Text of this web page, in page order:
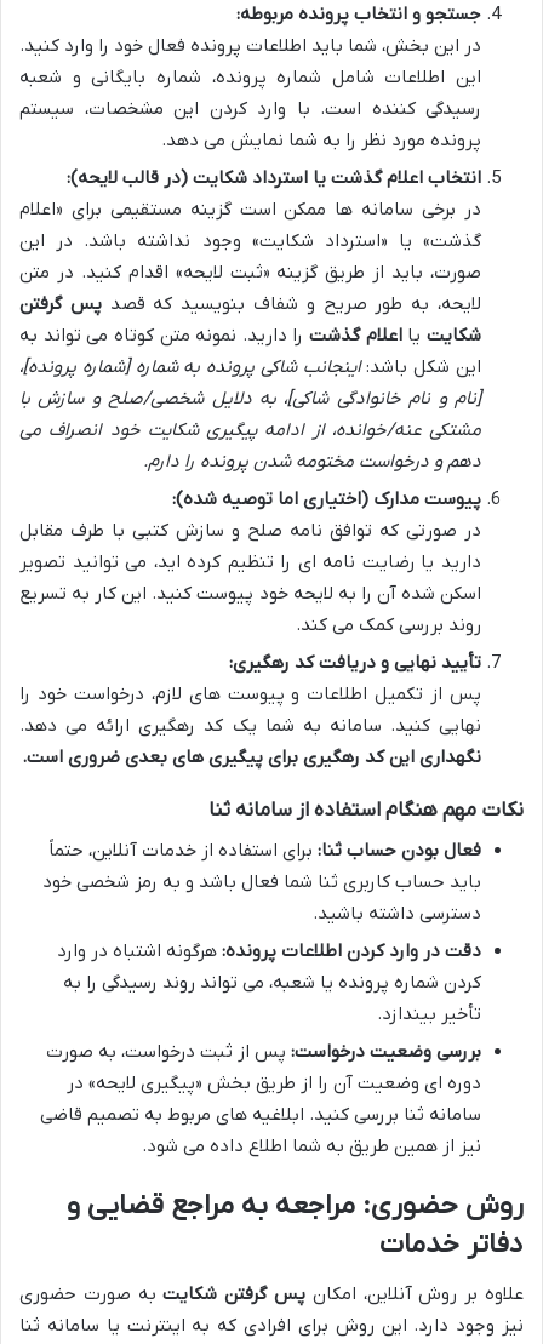
جستجو و انتخاب پرونده مربوطه:
در این بخش، شما باید اطلاعات پرونده فعال خود را وارد کنید.
این اطلاعات شامل شماره پرونده، شماره بایگانی و شعبه
رسیدگی کننده است. با وارد کردن این مشخصات، سیستم
پرونده مورد نظر را به شما نمایش می دهد.
انتخاب اعلام گذشت یا استرداد شکایت (در قالب لایحه):
در برخی سامانه ها ممکن است گزینه مستقیمی برای «اعلام
گذشت» یا «استرداد شکایت» وجود نداشته باشد. در این
صورت، باید از طریق گزینه «ثبت لایحه» اقدام کنید. در متن
لایحه، به طور صریح و شفاف بنویسید که قصدپس گرفتن
شکایتیااعلام گذشترا دارید. نمونه متن کوتاه می تواند به
این شکل باشد:اینجانب شاکی پرونده به شماره [شماره پرونده]،
[نام و نام خانوادگی شاکی]، به دلایل شخصی/صلح و سازش با
مشتکی عنه/خوانده، از ادامه پیگیری شکایت خود انصراف می
دهم و درخواست مختومه شدن پرونده را دارم.
پیوست مدارک (اختیاری اما توصیه شده):
در صورتی که توافق نامه صلح و سازش کتبی با طرف مقابل
دارید یا رضایت نامه ای را تنظیم کرده اید، می توانید تصویر
اسکن شده آن را به لایحه خود پیوست کنید. این کار به تسریع
روند بررسی کمک می کند.
تأیید نهایی و دریافت کد رهگیری:
پس از تکمیل اطلاعات و پیوست های لازم، درخواست خود را
نهایی کنید. سامانه به شما یک کد رهگیری ارائه می دهد.
نگهداری این کد رهگیری برای پیگیری های بعدی ضروری است.
نکات مهم هنگام استفاده از سامانه ثنا
فعال بودن حساب ثنا: برای استفاده از خدمات آنلاین، حتماً
باید حساب کاربری ثنا شما فعال باشد و به رمز شخصی خود
دسترسی داشته باشید.
دقت در وارد کردن اطلاعات پرونده: هرگونه اشتباه در وارد
کردن شماره پرونده یا شعبه، می تواند روند رسیدگی را به
تأخیر بیندازد.
بررسی وضعیت درخواست: پس از ثبت درخواست، به صورت
دوره ای وضعیت آن را از طریق بخش «پیگیری لایحه» در
سامانه ثنا بررسی کنید. ابلاغیه های مربوط به تصمیم قاضی
نیز از همین طریق به شما اطلاع داده می شود.
روش حضوری: مراجعه به مراجع قضایی و
دفاتر خدمات
علاوه بر روش آنلاین، امکان پس گرفتن شکایتبه صورت حضوری
نیز وجود دارد. این روش برای افرادی که به اینترنت یا سامانه ثنا